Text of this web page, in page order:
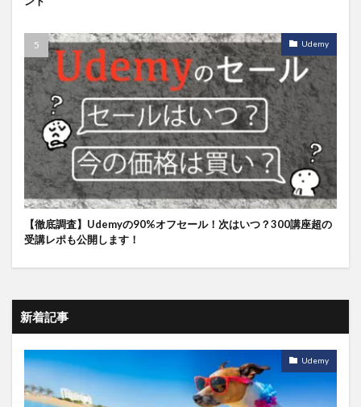
Udemy
【徹底調査】Udemyの90%オフセール！次はいつ？300講座超の
受講レポも公開します！
新着記事
Udemy